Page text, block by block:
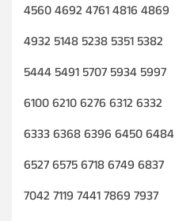
4560 4692 4761 4816 4869
4932 5148 5238 5351 5382
5444 5491 5707 5934 5997
6100 6210 6276 6312 6332
6333 6368 6396 6450 6484
6527 6575 6718 6749 6837
7042 7119 7441 7869 7937